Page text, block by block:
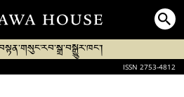
ISSN 2753-4812